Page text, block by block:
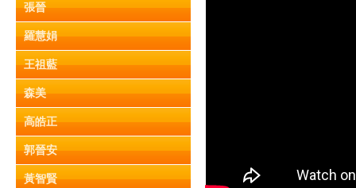
張晉
羅慧娟
王祖藍
森美
高皓正
郭晉安
黃智賢